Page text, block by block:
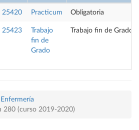
25420 Practicum Obligatoria
25423
Trabajo
fin de
Grado
Trabajo fin de Grado
280 (curso 2019-2020)